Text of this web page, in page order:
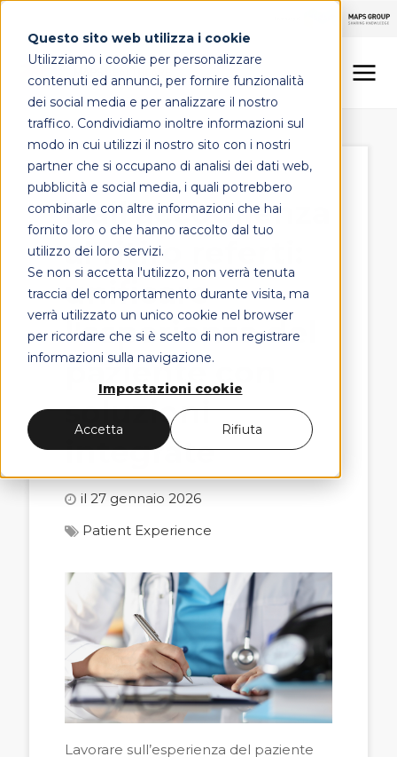
Questo sito web utilizza i cookie
Utilizziamo i cookie per personalizzare
contenuti ed annunci, per fornire funzionalità
dei social media e per analizzare il nostro
traffico. Condividiamo inoltre informazioni sul
modo in cui utilizzi il nostro sito con i nostri
partner che si occupano di analisi dei dati web,
pubblicità e social media, i quali potrebbero
combinarle con altre informazioni che hai
fornito loro o che hanno raccolto dal tuo
utilizzo dei loro servizi.
Se non si accetta l'utilizzo, non verrà tenuta
traccia del comportamento durante visita, ma
verrà utilizzato un unico cookie nel browser
per ricordare che si è scelto di non registrare
informazioni sulla navigazione.
Impostazioni cookie
Accetta Rifiuta
LINEE DI OFFERTA
MAPS HEALTHCARE
FOCUS
CONTATTI
Dall'accoglienza
al ritiro referti:
unificare
l'esperienza del
paziente con
soluzioni
integrate
il 27 gennaio 2026
Patient Experience
Lavorare sull’esperienza del paziente